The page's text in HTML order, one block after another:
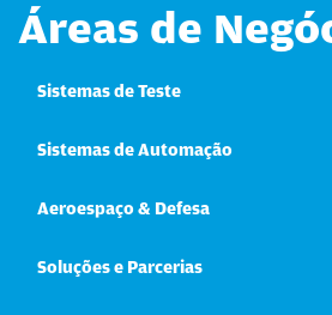
Áreas de
Sistemas de Teste
Sistemas de Automação
Aeroespaço & Defesa
Soluções e Parcerias